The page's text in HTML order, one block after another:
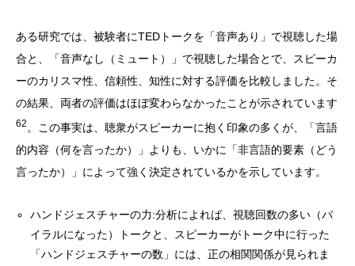
ある研究では、被験者にTEDトークを「音声あり」で視聴した場
合と、「音声なし（ミュート）」で視聴した場合とで、スピーカ
ーのカリスマ性、信頼性、知性に対する評価を比較しました。そ
の結果、両者の評価はほぼ変わらなかったことが示されています
62 。この事実は、聴衆がスピーカーに抱く印象の多くが、「言語
的内容（何を言ったか）」よりも、いかに「非言語的要素（どう
言ったか）」によって強く決定されているかを示しています。
ハンドジェスチャーの力:分析によれば、視聴回数の多い（バ
イラルになった）トークと、スピーカーがトーク中に行った
「ハンドジェスチャーの数」には、正の相関関係が見られま